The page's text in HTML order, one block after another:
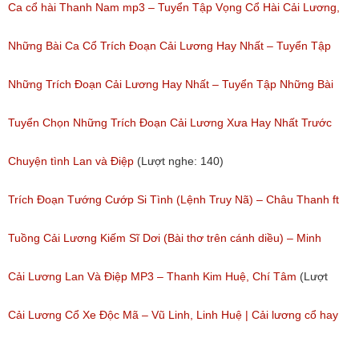
Của Nhiều Nghệ Sĩ Nổi Tiếng Đặc Sắc Nhất
(Lượt nghe: 213)
Ca cổ hài Thanh Nam mp3 – Tuyển Tập Vọng Cổ Hài Cải Lương,
Tân Cổ Xưa Hay Nhất Của Thanh Nam
(Lượt nghe: 1,083)
Những Bài Ca Cổ Trích Đoạn Cải Lương Hay Nhất – Tuyển Tập
Những Bài Ca Cổ Hay Của Tấn Tài
(Lượt nghe: 303)
Những Trích Đoạn Cải Lương Hay Nhất – Tuyển Tập Những Bài
Tân Cổ Cải Lương Đặc Sắc
(Lượt nghe: 150)
Tuyển Chọn Những Trích Đoạn Cải Lương Xưa Hay Nhất Trước
Năm 1975
(Lượt nghe: 426)
Chuyện tình Lan và Điệp (Lượt nghe: 140)
Trích Đoạn Tướng Cướp Si Tình (Lệnh Truy Nã) – Châu Thanh ft
Cẩm Tiên, Hồng Yến
(Lượt nghe: 1,213)
Tuồng Cải Lương Kiếm Sĩ Dơi (Bài thơ trên cánh diều) – Minh
Phụng, Minh Châu
(Lượt nghe: 517)
Cải Lương Lan Và Điệp MP3 – Thanh Kim Huệ, Chí Tâm (Lượt
nghe: 4,351)
Cải Lương Cổ Xe Độc Mã – Vũ Linh, Linh Huệ | Cải lương cổ hay